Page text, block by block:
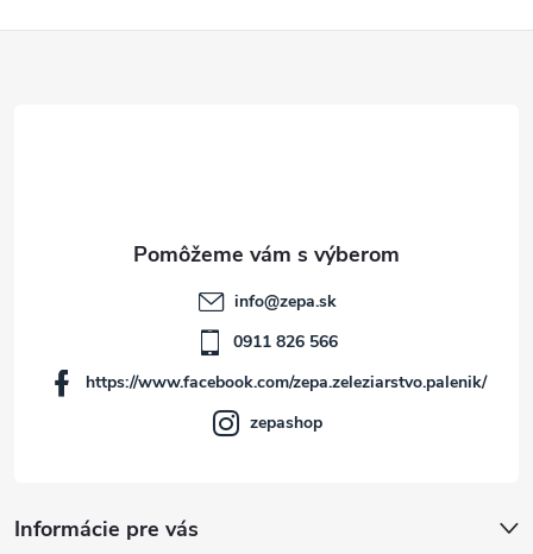
Informácie pre vás
info@zepa.sk
0911 826 566
https://www.facebook.com/zepa.zeleziarstvo.palenik/
zepashop